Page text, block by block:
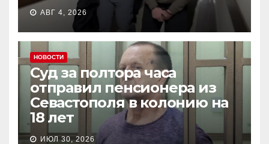
АВГ 4, 2026
НОВОСТИ
Суд за полтора часа
отправил пенсионера из
Севастополя в колонию на
18 лет
ИЮЛ 30, 2026